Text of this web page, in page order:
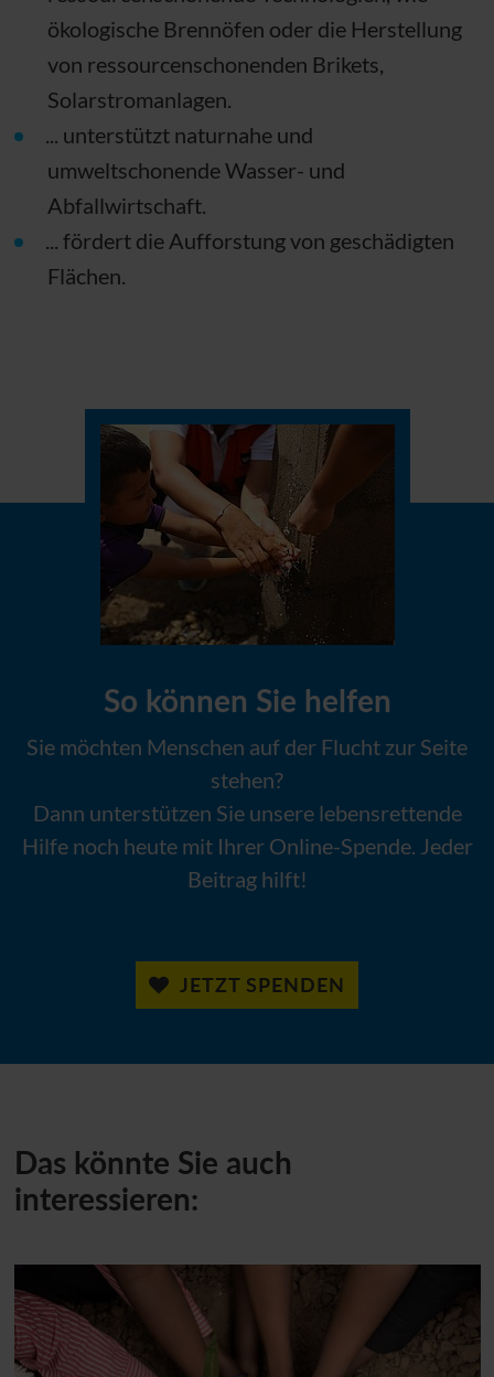
ökologische Brennöfen oder die Herstellung
von ressourcenschonenden Brikets,
Solarstromanlagen.
... unterstützt naturnahe und
umweltschonende Wasser- und
Abfallwirtschaft.
... fördert die Aufforstung von geschädigten
Flächen.
So können Sie helfen
Sie möchten Menschen auf der Flucht zur Seite
stehen?
Dann unterstützen Sie unsere lebensrettende
Hilfe noch heute mit Ihrer Online-Spende. Jeder
Beitrag hilft!
JETZT SPENDEN
Das könnte Sie auch
interessieren: